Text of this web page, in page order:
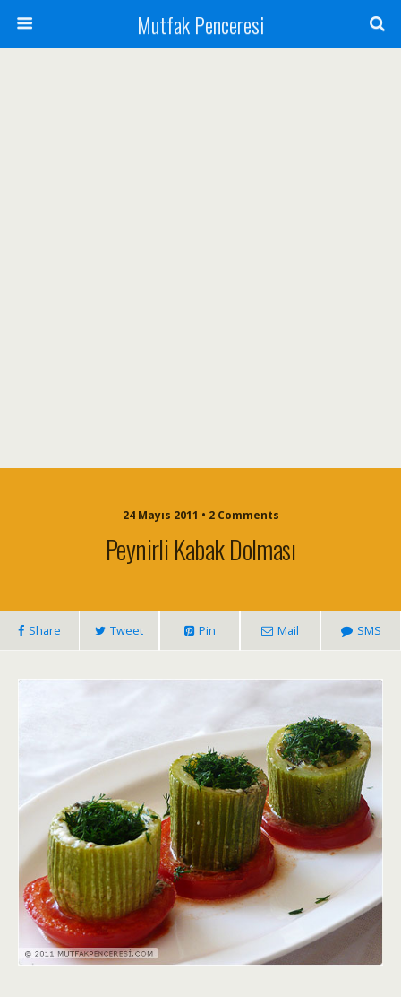
Mutfak Penceresi
24 Mayıs 2011 • 2 Comments
Peynirli Kabak Dolması
Share Tweet Pin Mail SMS